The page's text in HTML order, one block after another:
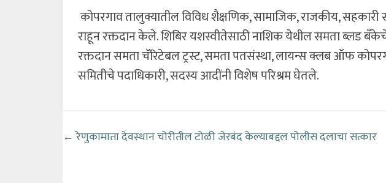
कोपरगाव तालुक्यातील विविध शैक्षणिक, सामाजिक, राजकीय, सहकारी
राहून रक्तदान केले. शिबिर यशस्वीतेसाठी नाशिक येथील समता ब्लड
रक्तदान समता चॅरिटेबल ट्रस्ट, समता पतसंस्था, लायन्स क्लब ऑफ
समितीचे पदाधिकारी, सदस्य आदींनी विशेष परिश्रम घेतले.
←रेणुकामाता देवस्थान चोरीतील टोळी जेरबंद केल्याबद्दल पोलीस दलाचा सत्कार